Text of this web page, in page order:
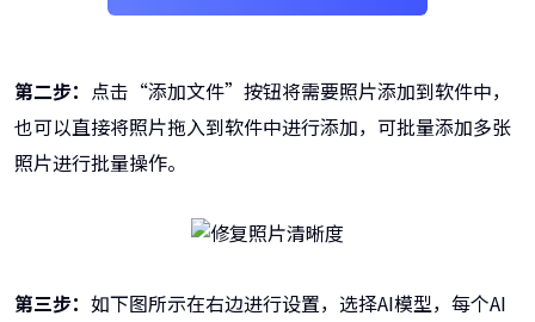
第二步： 点击“添加文件”按钮将需要照片添加到软件中，
也可以直接将照片拖入到软件中进行添加，可批量添加多张
照片进行批量操作。
第三步： 如下图所示在右边进行设置，选择AI模型，每个AI